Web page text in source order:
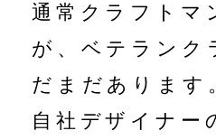
通常クラフトマ
が、ベテランク
だまだあります
自社デザイナー